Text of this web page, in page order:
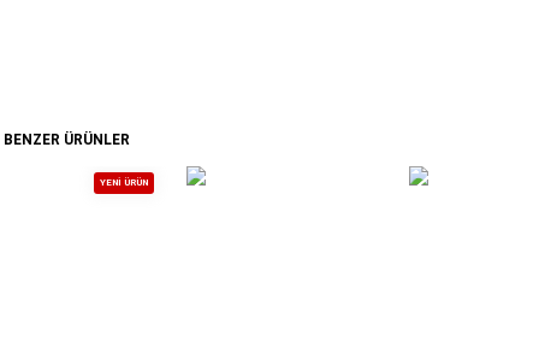
BENZER ÜRÜNLER
YENI ÜRÜN